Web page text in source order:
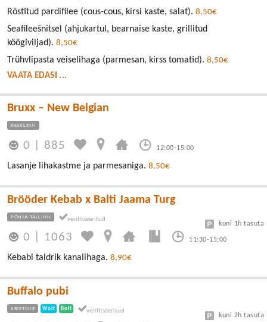
Röstitud pardifilee (cous-cous, kirsi kaste, salat). 8,50€
Seafileešnitsel (ahjukartul, bearnaise kaste, grillitud
köögiviljad). 8,50€
Trühvlipasta veiselihaga (parmesan, kirss tomatid). 8,50€
VAATA EDASI ...
Bruxx – New Belgian
KESKLINN
0 885 12:00-15:00
Lasanje lihakastme ja parmesaniga. 8,50€
Brööder Kebab x Balti Jaama Turg
PÕHJA-TALLINN
0 1063 11:30-15:00
kuni 1h tasuta
Kebabi taldrik kanalihaga. 8,90€
Buffalo pubi
KRISTIINE Wolt Bolt
kuni 2h tasuta